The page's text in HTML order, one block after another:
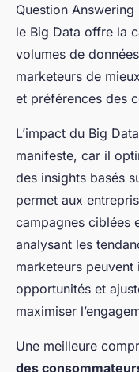
Question
le Big Data offre la
volumes de
marketeurs de
et préférences des
L’impact du Big
manifeste, car il
des insights basés
permet aux
campagnes ciblées
analysant les
marketeurs
opportunités et
maximiser
Une meilleure
des